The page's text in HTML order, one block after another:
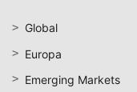
Global
Europa
Emerging Markets